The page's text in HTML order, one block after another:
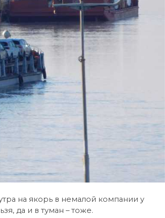
на якорь в немалой компании у
да и в туман – тоже.